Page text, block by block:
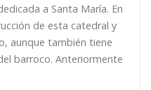
a Santa María. En
de esta catedral y
aunque también tiene
barroco. Anteriormente